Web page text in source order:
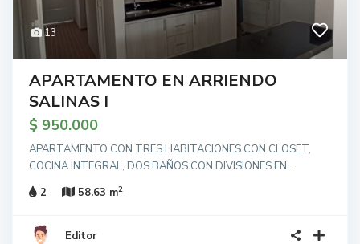
13
APARTAMENTO EN ARRIENDO
SALINAS I
$ 950.000
APARTAMENTO CON TRES HABITACIONES CON CLOSET,
COCINA INTEGRAL, DOS BAÑOS CON DIVISIONES EN ...
2
58.63 m2
Editor